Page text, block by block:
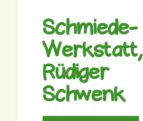
Schmiede-
Werkstatt,
Rüdiger
Schwenk